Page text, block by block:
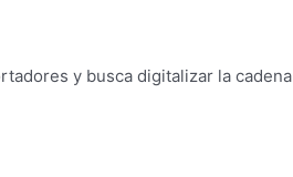
y busca digitalizar la